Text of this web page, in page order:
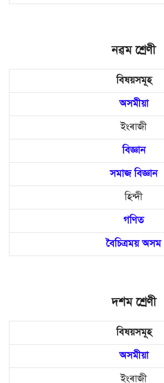
নৱম শ্ৰেণী
বিষয়সমূহ
অসমীয়া
ইংৰাজী
বিজ্ঞান
সমাজ বিজ্ঞান
হিন্দী
গণিত
বৈচিত্রময় অসম
দশম শ্ৰেণী
বিষয়সমূহ
অসমীয়া
ইংৰাজী